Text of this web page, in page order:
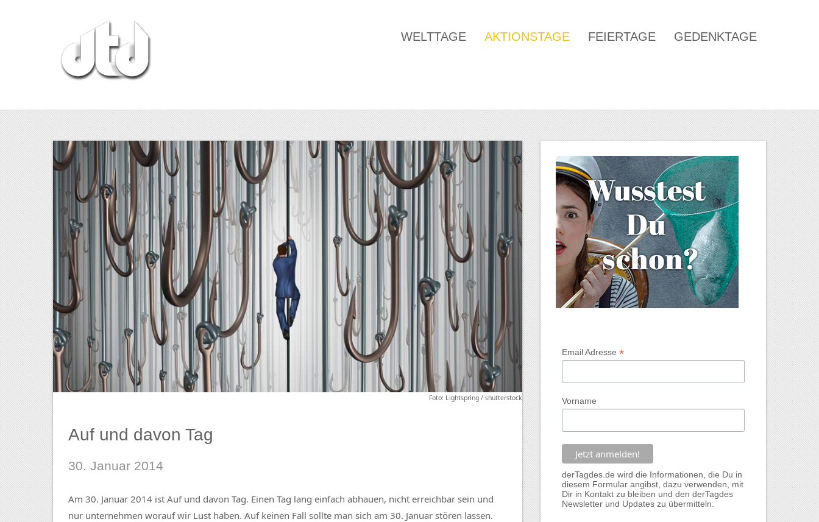
WELTTAGE AKTIONSTAGE FEIERTAGE GEDENKTAGE
Foto: Lightspring / shutterstock
Auf und davon Tag
30. Januar 2014
Am 30. Januar 2014 ist Auf und davon Tag. Einen Tag lang einfach abhauen, nicht erreichbar sein und
nur unternehmen worauf wir Lust haben. Auf keinen Fall sollte man sich am 30. Januar stören lassen.
Email Adresse *
Vorname
derTagdes.de wird die Informationen, die Du in
diesem Formular angibst, dazu verwenden, mit
Dir in Kontakt zu bleiben und den derTagdes
Newsletter und Updates zu übermitteln.